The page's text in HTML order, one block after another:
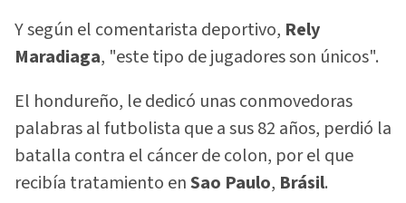
Y según el comentarista deportivo, Rely
Maradiaga, "este tipo de jugadores son únicos".
El hondureño, le dedicó unas conmovedoras
palabras al futbolista que a sus 82 años, perdió la
batalla contra el cáncer de colon, por el que
recibía tratamiento enSao Paulo, Brásil.